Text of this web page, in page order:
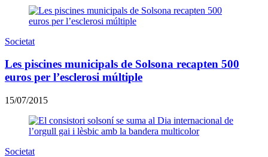
Societat
Les piscines municipals de Solsona recapten 500
euros per l’esclerosi múltiple
15/07/2015
Societat